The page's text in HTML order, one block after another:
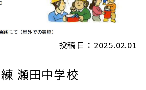
投稿日：2025.02.01
瀬田中学校